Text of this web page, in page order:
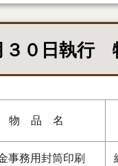
３０日執行
物 品 名
事務用封筒印刷